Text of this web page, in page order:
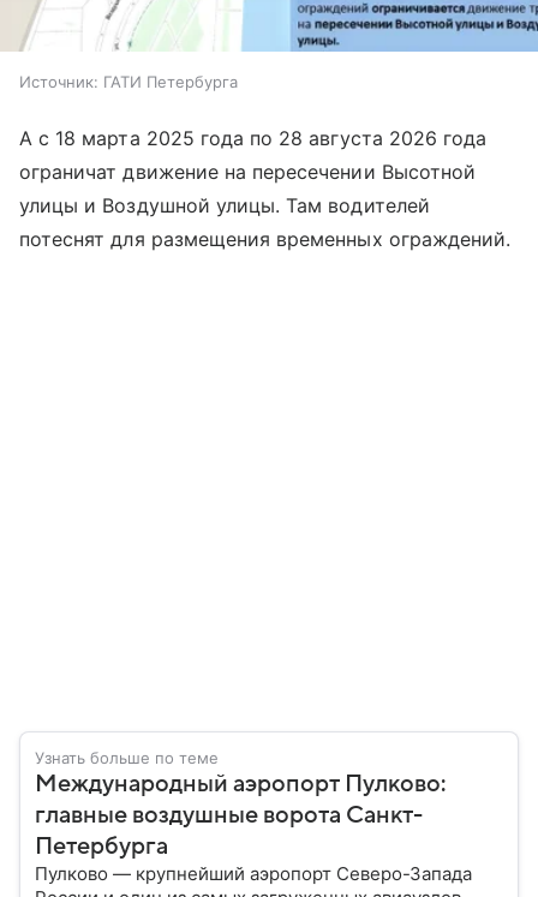
Источник: ГАТИ Петербурга
А с 18 марта 2025 года по 28 августа 2026 года
ограничат движение на пересечении Высотной
улицы и Воздушной улицы. Там водителей
потеснят для размещения временных ограждений.
Узнать больше по теме
Международный аэропорт Пулково:
главные воздушные ворота Санкт-
Петербурга
Пулково — крупнейший аэропорт Северо-Запада